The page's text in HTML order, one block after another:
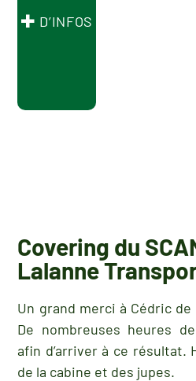
D’INFOS
Covering du
Lalanne
Un grand merci à Cédric
De nombreuses heures
afin d’arriver à ce résultat.
de la cabine et des jupes.